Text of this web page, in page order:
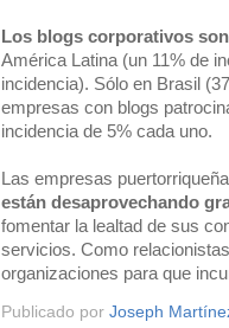
Los blogs corporativos
América Latina (un 11% de
incidencia). Sólo en Brasil
empresas con blogs
incidencia de 5% cada uno.
Las empresas
están desaprovechando
fomentar la lealtad de sus
servicios. Como
organizaciones para que
Publicado por Joseph